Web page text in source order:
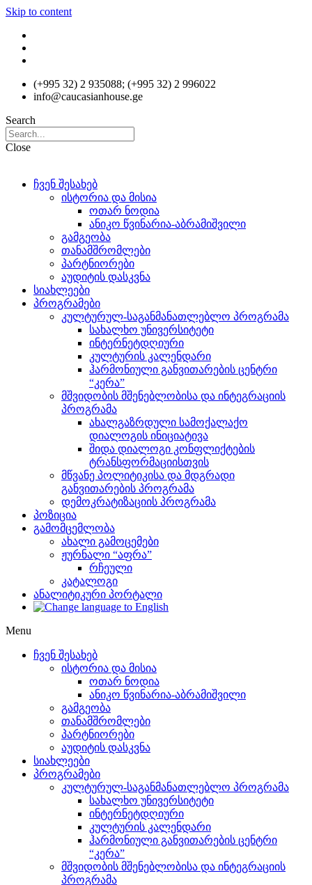
Skip to content
(+995 32) 2 935088; (+995 32) 2 996022
info@caucasianhouse.ge
Search
Close
ჩვენ შესახებ
ისტორია და მისია
ოთარ ნოდია
ანიკო წვინარია-აბრამიშვილი
გამგეობა
თანამშრომლები
პარტნიორები
აუდიტის დასკვნა
სიახლეები
პროგრამები
კულტურულ-საგანმანათლებლო პროგრამა
სახალხო უნივერსიტეტი
ინტერნეტდღიური
კულტურის კალენდარი
ჰარმონიული განვითარების ცენტრი
“კერა”
მშვიდობის მშენებლობისა და ინტეგრაციის
პროგრამა
ახალგაზრდული სამოქალაქო
დიალოგის ინიციატივა
შიდა დიალოგი კონფლიქტების
ტრანსფორმაციისთვის
მწვანე პოლიტიკისა და მდგრადი
განვითარების პროგრამა
დემოკრატიზაციის პროგრამა
პოზიცია
გამომცემლობა
ახალი გამოცემები
ჟურნალი “აფრა”
რჩეული
კატალოგი
ანალიტიკური პორტალი
Menu
ჩვენ შესახებ
ისტორია და მისია
ოთარ ნოდია
ანიკო წვინარია-აბრამიშვილი
გამგეობა
თანამშრომლები
პარტნიორები
აუდიტის დასკვნა
სიახლეები
პროგრამები
კულტურულ-საგანმანათლებლო პროგრამა
სახალხო უნივერსიტეტი
ინტერნეტდღიური
კულტურის კალენდარი
ჰარმონიული განვითარების ცენტრი
“კერა”
მშვიდობის მშენებლობისა და ინტეგრაციის
პროგრამა